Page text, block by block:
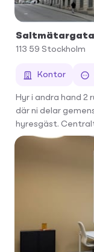
113 59 Stockholm
Kontor
Hyr i andra hand 2
där ni delar
hyresgäst.